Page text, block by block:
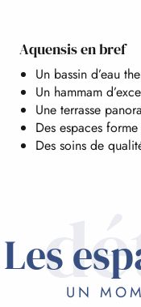
Aquensis en bref
Un bassin d’eau
Un hammam
Une terrasse
Des espaces
Des soins de
Les
UN